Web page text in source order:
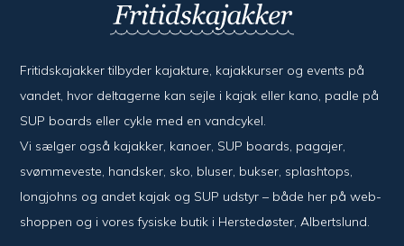
Fritidskajakker tilbyder kajak­ture, kajak­kurser og events på
vandet, hvor del­ta­ger­ne kan sejle i kajak eller kano, padle på
SUP boards eller cykle med en vand­cykel.
Vi sælger også kajak­ker, kanoer, SUP boards, pagajer,
svømme­veste, hand­sker, sko, bluser, bukser, splash­tops,
long­johns og andet kajak og SUP udstyr – både her på web­
shoppen og i vores fysiske butik i Her­sted­øster, Alberts­lund.